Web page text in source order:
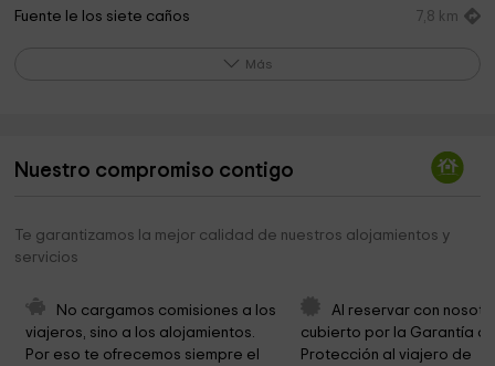
Fuente le los siete caños 7,8 km
Y Logroño
Camino Natural del Ebro GR 99 8,1 km
Plaza de Tresses 8,1 km
Más
Nuestro compromiso contigo
Te garantizamos la mejor calidad de nuestros alojamientos y
servicios
No cargamos comisiones a los
viajeros, sino a los alojamientos.
Por eso te ofrecemos siempre el
Al reservar con
cubierto por la Garantía
Protección al viajero de